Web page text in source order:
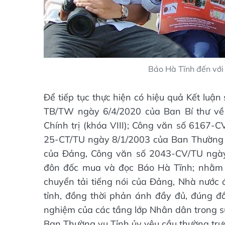
Báo Hà Tĩnh đến
Để tiếp tục thực hiện có hiệu quả Kết
TB/TW ngày 6/4/2020 của Ban Bí thư
Chính trị (khóa VIII); Công văn số 6167-
25-CT/TU ngày 8/1/2003 của Ban
của Đảng, Công văn số 2043-CV/TU
đôn đốc mua và đọc Báo Hà Tĩnh;
chuyển tải tiếng nói của Đảng, Nhà
tỉnh, đồng thời phản ánh đầy đủ, đúng
nghiệm của các tầng lớp Nhân dân trong